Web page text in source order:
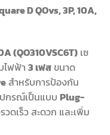
D QOvs, 3P, 10A,
(QO310VSC6T) เซ
ไฟฟ้า 3 เฟสขนาด
สำหรับการป้องกัน
กรณ์เป็นแบบ Plug-
ดเร็ว สะดวก และเพิ่ม